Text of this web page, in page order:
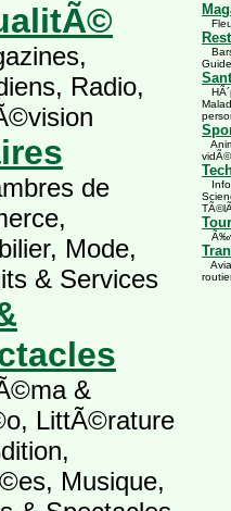
Radio,
de
Mode,
& Services
&
LittÃ©rature
Musique,
Guide